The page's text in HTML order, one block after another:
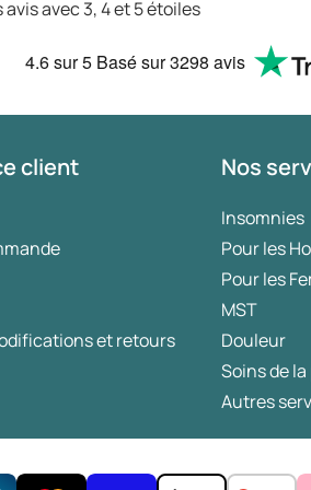
avis avec 3, 4 et 5 étoiles
4.6sur 5 Basé sur3298 avis
client
et retours
Nos
Insomnies
Pour les
Pour les
MST
Douleur
Soins de
Autres